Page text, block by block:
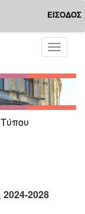
ΕΙΣΟΔΟΣ
Toggle
2028